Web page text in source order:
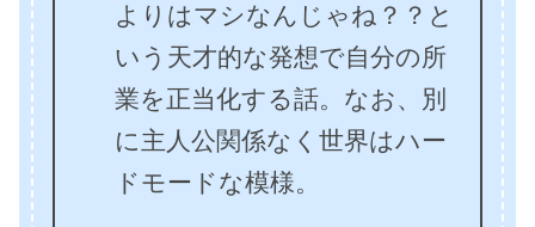
よりはマシなんじゃね？？と
いう天才的な発想で自分の所
業を正当化する話。なお、別
に主人公関係なく世界はハー
ドモードな模様。